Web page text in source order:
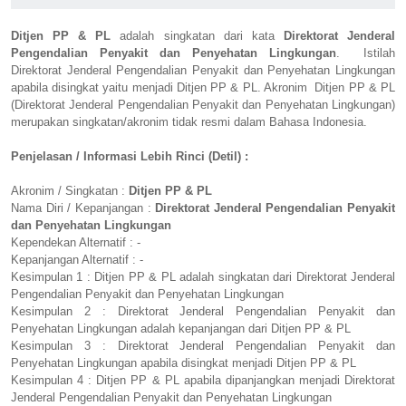
Ditjen PP & PL adalah singkatan dari kata
Direktorat Jenderal
Pengendalian Penyakit dan Penyehatan Lingkungan. Istilah
Direktorat Jenderal Pengendalian Penyakit dan Penyehatan Lingkungan
apabila disingkat yaitu menjadi Ditjen PP & PL. Akronim Ditjen PP & PL
(Direktorat Jenderal Pengendalian Penyakit dan Penyehatan Lingkungan)
merupakan singkatan/akronim tidak resmi dalam Bahasa Indonesia.
Penjelasan / Informasi Lebih Rinci (Detil) :
Akronim / Singkatan : Ditjen PP & PL
Nama Diri / Kepanjangan : Direktorat Jenderal Pengendalian Penyakit
dan Penyehatan Lingkungan
Kependekan Alternatif : -
Kepanjangan Alternatif : -
Kesimpulan 1 : Ditjen PP & PL adalah singkatan dari Direktorat Jenderal
Pengendalian Penyakit dan Penyehatan Lingkungan
Kesimpulan 2 : Direktorat Jenderal Pengendalian Penyakit dan
Penyehatan Lingkungan adalah kepanjangan dari Ditjen PP & PL
Kesimpulan 3 : Direktorat Jenderal Pengendalian Penyakit dan
Penyehatan Lingkungan apabila disingkat menjadi Ditjen PP & PL
Kesimpulan 4 : Ditjen PP & PL apabila dipanjangkan menjadi Direktorat
Jenderal Pengendalian Penyakit dan Penyehatan Lingkungan